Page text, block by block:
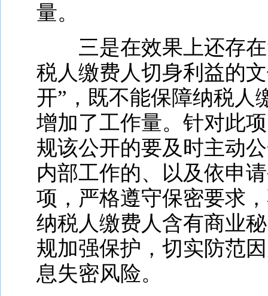
量。
三是在效果上还存在
税人缴费人切身利益的
开”，既不能保障纳税人
增加了工作量。针对此
规该公开的要及时主动
内部工作的、以及依申
项，严格遵守保密要求
纳税人缴费人含有商业
规加强保护，切实防范
息失密风险。